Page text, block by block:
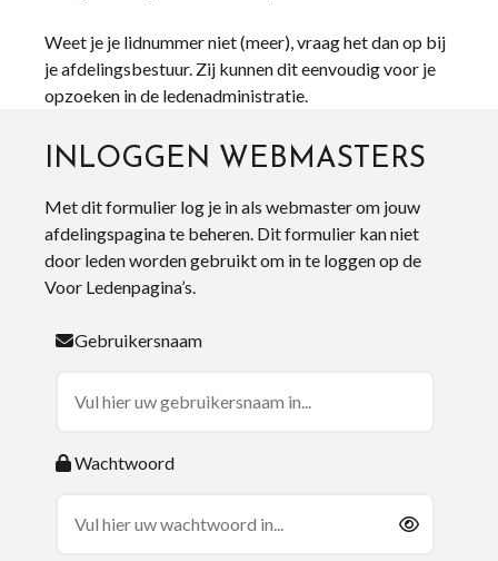
Weet je je lidnummer niet (meer), vraag het dan op bij
je afdelingsbestuur. Zij kunnen dit eenvoudig voor je
opzoeken in de ledenadministratie.
INLOGGEN WEBMASTERS
Met dit formulier log je in als webmaster om jouw
afdelingspagina te beheren. Dit formulier kan niet
door leden worden gebruikt om in te loggen op de
Voor Ledenpagina’s.
Gebruikersnaam
Wachtwoord